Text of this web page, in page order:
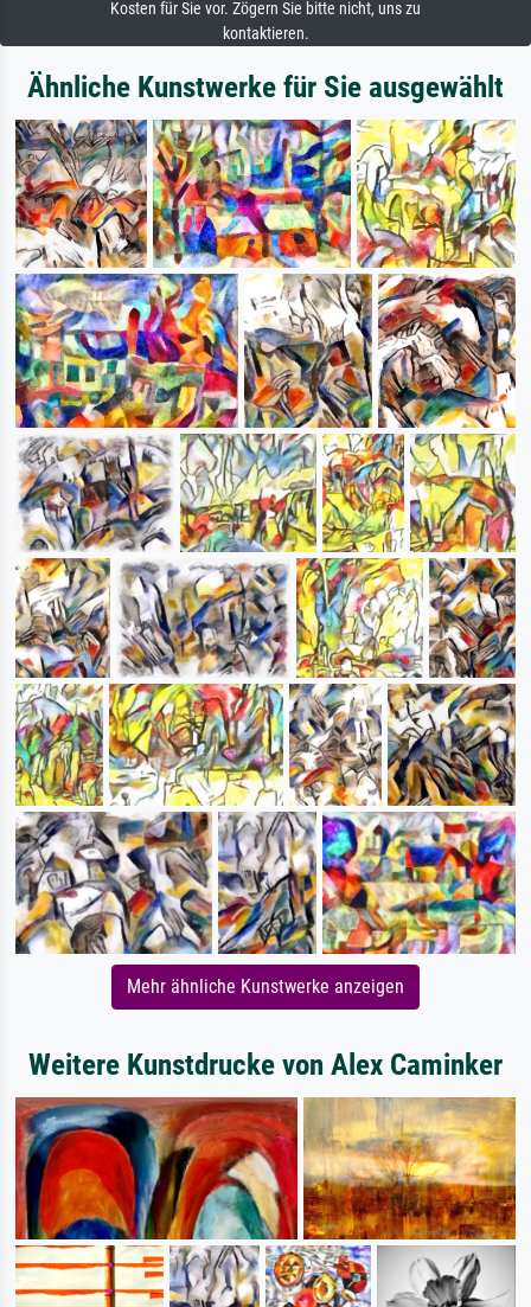
Kosten für Sie vor. Zögern Sie bitte nicht, uns zu
kontaktieren.
Ähnliche Kunstwerke für Sie ausgewählt
Mehr ähnliche Kunstwerke anzeigen
Weitere Kunstdrucke von Alex Caminker